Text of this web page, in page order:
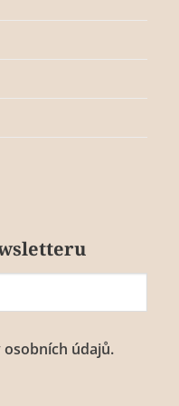
údajů.